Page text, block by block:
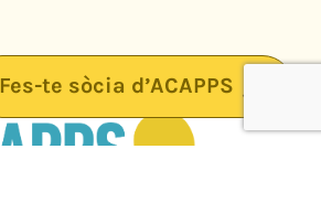
Fes-te sòcia d’ACAPPS